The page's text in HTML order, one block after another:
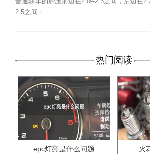
2.5之间：...
热门阅读
epc灯亮是什么问题 火